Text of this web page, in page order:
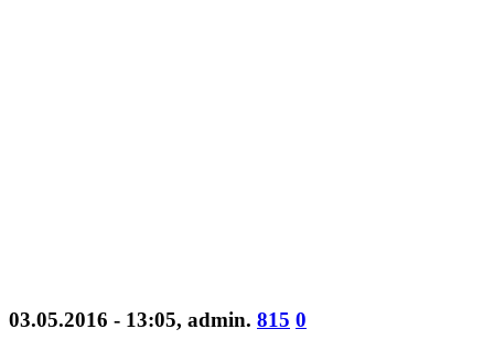
03.05.2016 - 13:05, admin. 815 0